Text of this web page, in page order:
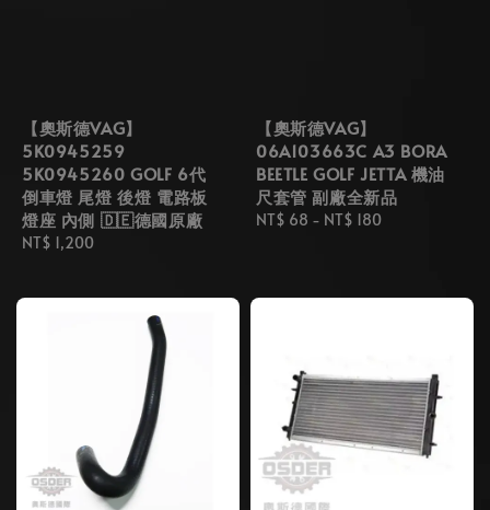
【奧斯德VAG】
5K0945259
5K0945260 GOLF 6代
倒車燈 尾燈 後燈 電路板
燈座 內側 🇩🇪德國原廠
Regular
NT$ 1,200
【奧斯德VAG】
06A103663C A3 BORA
BEETLE GOLF JETTA 機油
尺套管 副廠全新品
Regular
NT$ 68 - NT$ 180